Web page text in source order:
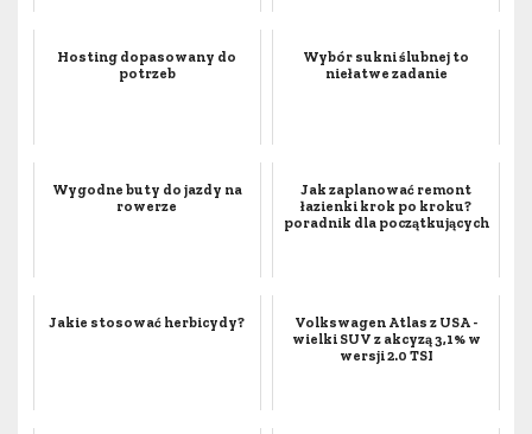
Hosting dopasowany do
potrzeb
Wybór sukni ślubnej to
niełatwe zadanie
Wygodne buty do jazdy na
rowerze
Jak zaplanować remont
łazienki krok po kroku?
poradnik dla początkujących
Jakie stosować herbicydy?
Volkswagen Atlas z USA -
wielki SUV z akcyzą 3,1% w
wersji 2.0 TSI